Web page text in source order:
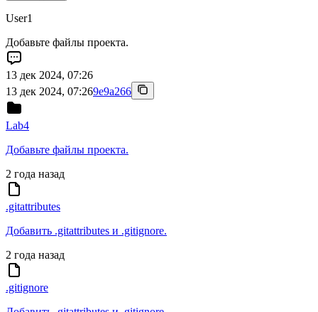
User1
Добавьте файлы проекта.
13 дек 2024, 07:26
13 дек 2024, 07:269e9a266
Lab4
Добавьте файлы проекта.
2 года назад
.gitattributes
Добавить .gitattributes и .gitignore.
2 года назад
.gitignore